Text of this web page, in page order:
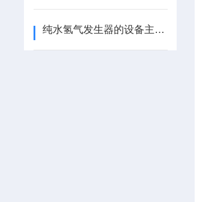
纯水氢气发生器的设备主要组成部分